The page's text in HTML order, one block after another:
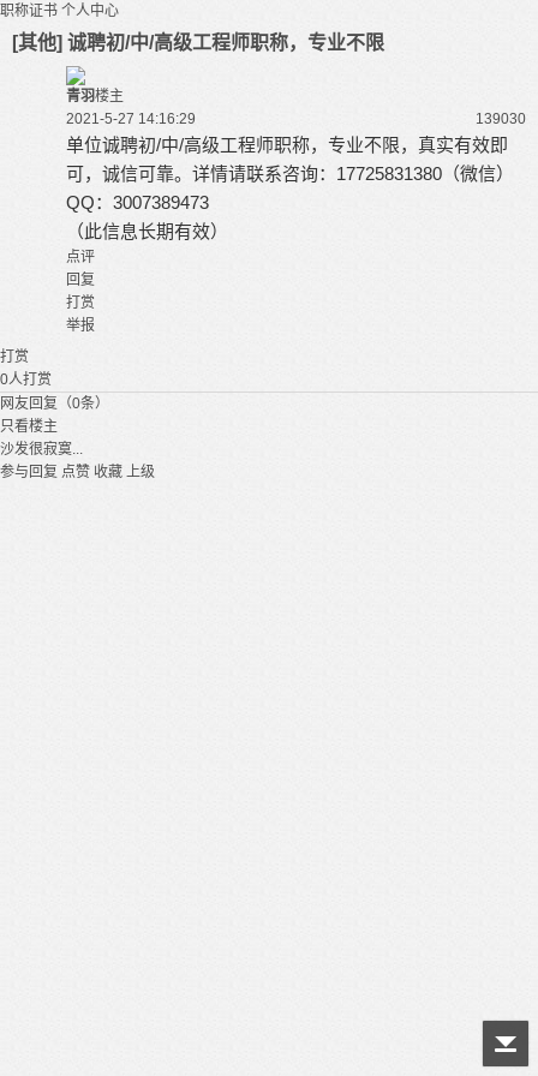
职称证书 个人中心
[其他] 诚聘初/中/高级工程师职称，专业不限
青羽楼主
2021-5-27 14:16:29
139030
单位诚聘初/中/高级工程师职称，专业不限，真实有效即
可，诚信可靠。 详情请联系咨询： 17725831380（微信）
QQ：3007389473
（此信息长期有效）
点评
回复
打赏
举报
打赏
0人打赏
网友回复（0条）
只看楼主
沙发很寂寞...
参与回复 点赞 收藏 上级